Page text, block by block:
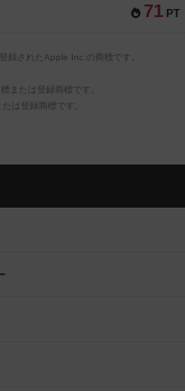
71 PT
録されたApple Inc.の商標です。
または登録商標です。
は登録商標です。